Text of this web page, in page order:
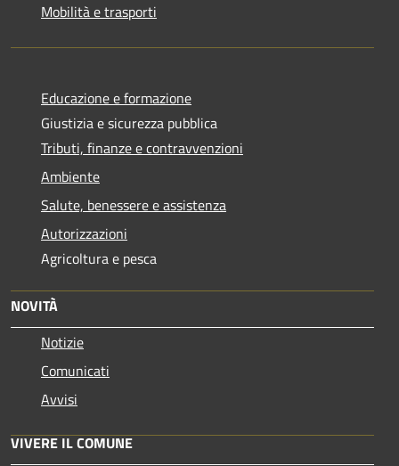
Mobilità e trasporti
Educazione e formazione
Giustizia e sicurezza pubblica
Tributi, finanze e contravvenzioni
Ambiente
Salute, benessere e assistenza
Autorizzazioni
Agricoltura e pesca
NOVITÀ
Notizie
Comunicati
Avvisi
VIVERE IL COMUNE